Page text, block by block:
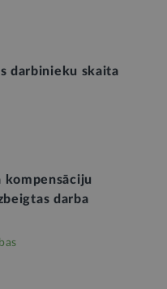
darbinieku skaita
kompensāciju
darba